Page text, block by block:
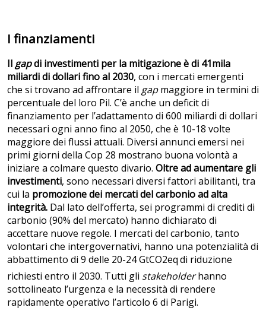
I finanziamenti
Ilgapdi investimenti per la mitigazione è di 41mila
miliardi di dollari fino al 2030, con i mercati emergenti
che si trovano ad affrontare il gapmaggiore in termini di
percentuale del loro Pil. C’è anche un deficit di
finanziamento per l’adattamento di 600 miliardi di dollari
necessari ogni anno fino al 2050, che è 10-18 volte
maggiore dei flussi attuali. Diversi annunci emersi nei
primi giorni della Cop 28 mostrano buona volontà a
iniziare a colmare questo divario. Oltre ad aumentare gli
investimenti, sono necessari diversi fattori abilitanti, tra
cui la promozione dei mercati del carbonio ad alta
integrità. Dal lato dell’offerta, sei programmi di crediti di
carbonio (90% del mercato) hanno dichiarato di
accettare nuove regole. I mercati del carbonio, tanto
volontari che intergovernativi, hanno una potenzialità di
abbattimento di 9 delle 20-24 GtCO2eqdi riduzione
richiesti entro il 2030. Tutti gli stakeholderhanno
sottolineato l’urgenza e la necessità di rendere
rapidamente operativo l’articolo 6 di Parigi.